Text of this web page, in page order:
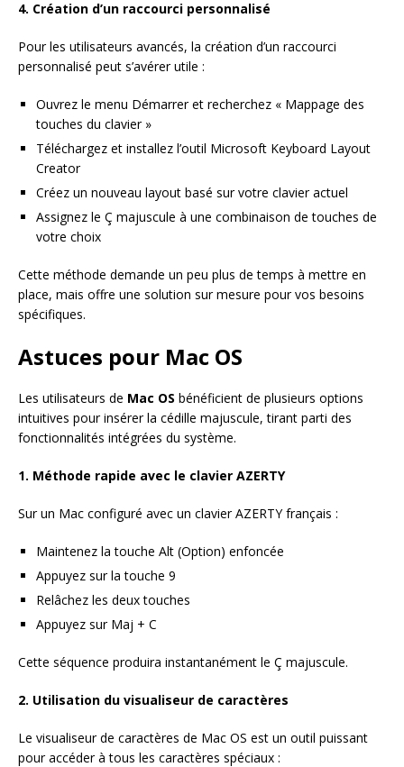
4. Création d’un raccourci personnalisé
Pour les utilisateurs avancés, la création d’un raccourci
personnalisé peut s’avérer utile :
Ouvrez le menu Démarrer et recherchez « Mappage des
touches du clavier »
Téléchargez et installez l’outil Microsoft Keyboard Layout
Creator
Créez un nouveau layout basé sur votre clavier actuel
Assignez le Ç majuscule à une combinaison de touches de
votre choix
Cette méthode demande un peu plus de temps à mettre en
place, mais offre une solution sur mesure pour vos besoins
spécifiques.
Astuces pour Mac OS
Les utilisateurs de Mac OS bénéficient de plusieurs options
intuitives pour insérer la cédille majuscule, tirant parti des
fonctionnalités intégrées du système.
1. Méthode rapide avec le clavier AZERTY
Sur un Mac configuré avec un clavier AZERTY français :
Maintenez la touche Alt (Option) enfoncée
Appuyez sur la touche 9
Relâchez les deux touches
Appuyez sur Maj + C
Cette séquence produira instantanément le Ç majuscule.
2. Utilisation du visualiseur de caractères
Le visualiseur de caractères de Mac OS est un outil puissant
pour accéder à tous les caractères spéciaux :